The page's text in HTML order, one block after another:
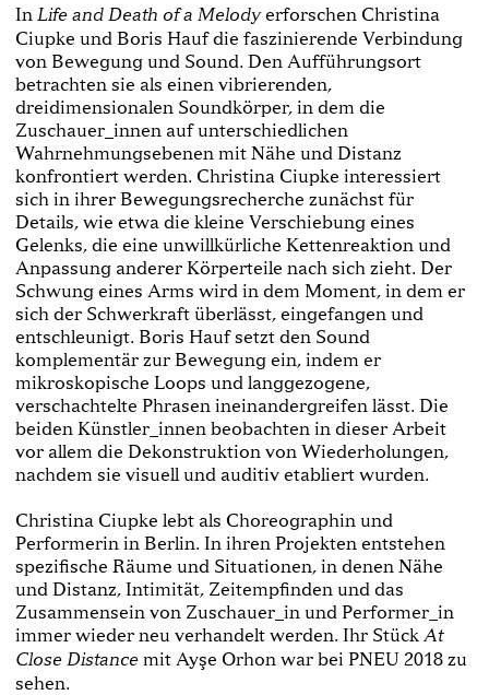
In Life and Death of a Melodyerforschen Christina
Ciupke und Boris Hauf die faszinierende Verbindung
von Bewegung und Sound. Den Aufführungsort
betrachten sie als einen vibrierenden,
dreidimensionalen Soundkörper, in dem die
Zuschauer_innen auf unterschiedlichen
Wahrnehmungsebenen mit Nähe und Distanz
konfrontiert werden. Christina Ciupke interessiert
sich in ihrer Bewegungsrecherche zunächst für
Details, wie etwa die kleine Verschiebung eines
Gelenks, die eine unwillkürliche Kettenreaktion und
Anpassung anderer Körperteile nach sich zieht. Der
Schwung eines Arms wird in dem Moment, in dem er
sich der Schwerkraft überlässt, eingefangen und
entschleunigt. Boris Hauf setzt den Sound
komplementär zur Bewegung ein, indem er
mikroskopische Loops und langgezogene,
verschachtelte Phrasen ineinandergreifen lässt. Die
beiden Künstler_innen beobachten in dieser Arbeit
vor allem die Dekonstruktion von Wiederholungen,
nachdem sie visuell und auditiv etabliert wurden.
Christina Ciupke lebt als Choreographin und
Performerin in Berlin. In ihren Projekten entstehen
spezifische Räume und Situationen, in denen Nähe
und Distanz, Intimität, Zeitempfinden und das
Zusammensein von Zuschauer_in und Performer_in
immer wieder neu verhandelt werden. Ihr Stück At
Close Distance mit Ayşe Orhon war bei PNEU 2018 zu
sehen.